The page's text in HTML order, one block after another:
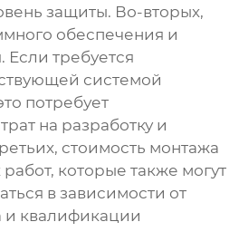
защиты. Во-вторых,
обеспечения и
Если требуется
системой
потребует
на разработку и
стоимость монтажа
которые также могут
в зависимости от
и квалификации